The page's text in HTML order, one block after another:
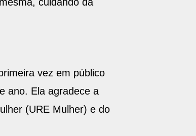
vez em público
ano. Ela agradece a
(URE Mulher) e do